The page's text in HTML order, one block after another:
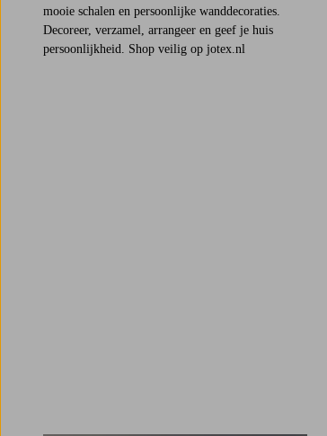
mooie schalen en persoonlijke wanddecoraties.
Decoreer, verzamel, arrangeer en geef je huis
persoonlijkheid. Shop veilig op jotex.nl